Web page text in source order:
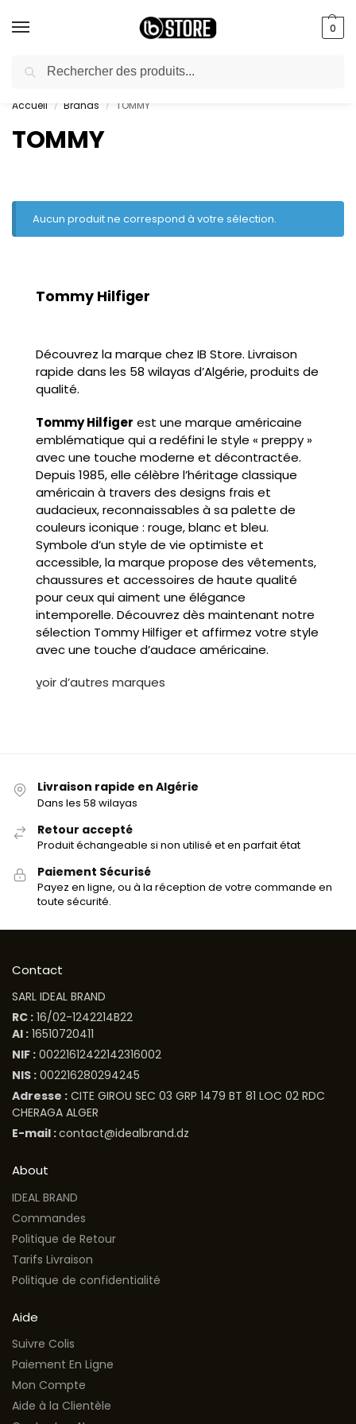
0
livraison gratuite au bureau dès 10000 DA avec paiement en ligne
Accueil / Brands / TOMMY
TOMMY
Aucun produit ne correspond à votre sélection.
Tommy Hilfiger
Découvrez la marque chez IB Store. Livraison
rapide dans les 58 wilayas d’Algérie, produits de
qualité.
Tommy Hilfiger est une marque américaine
emblématique qui a redéfini le style « preppy »
avec une touche moderne et décontractée.
Depuis 1985, elle célèbre l’héritage classique
américain à travers des designs frais et
audacieux, reconnaissables à sa palette de
couleurs iconique : rouge, blanc et bleu.
Symbole d’un style de vie optimiste et
accessible, la marque propose des vêtements,
chaussures et accessoires de haute qualité
pour ceux qui aiment une élégance
intemporelle. Découvrez dès maintenant notre
sélection Tommy Hilfiger et affirmez votre style
avec une touche d’audace américaine.
ٍvoir d’autres marques
Livraison rapide en Algérie
Dans les 58 wilayas
Retour accepté
Produit échangeable si non utilisé et en parfait état
Paiement Sécurisé
Payez en ligne, ou à la réception de votre commande en
toute sécurité.
Contact
SARL IDEAL BRAND
RC : 16/02-1242214B22
AI : 16510720411
NIF : 00221612422142316002
NIS : 002216280294245
Adresse : CITE GIROU SEC 03 GRP 1479 BT 81 LOC 02 RDC
CHERAGA ALGER
E-mail :contact@idealbrand.dz
About
IDEAL BRAND
Commandes
Politique de Retour
Tarifs Livraison
Politique de confidentialité
Aide
Suivre Colis
Paiement En Ligne
Mon Compte
Aide à la Clientèle